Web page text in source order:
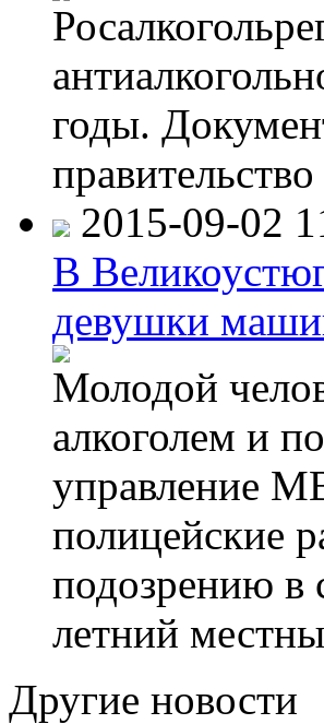
годы.
2015-09-02
В
девушки
Молодой
алкоголем и
управление
полицейские
подозрению в
летний
Другие новости